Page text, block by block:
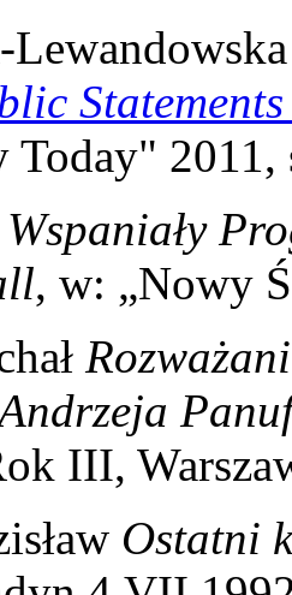
2011,
Wspaniały
, w: „Nowy
III,
Ostatni